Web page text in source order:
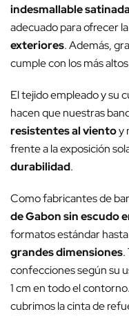
indesmallable
adecuado para ofrecer la
exteriores. Además,
cumple con los más
El tejido empleado y su
hacen que nuestras
resistentes al vientoy
frente a la exposición
durabilidad.
Como fabricantes de
de Gabon sin escudo
formatos estándar
grandes dimensiones.
confecciones según su
1 cm en todo el
cubrimos la cinta de